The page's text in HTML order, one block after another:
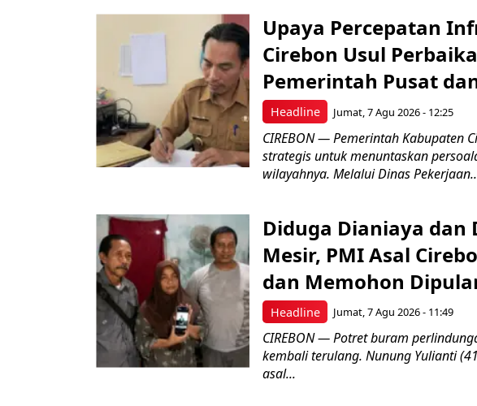
Headline
Upaya Percepatan
Cirebon Usul
Pemerintah Pusat
Jumat, 7 Agu 2026 - 12:25
CIREBON — Pemerintah Kabupaten
strategis untuk menuntaskan
wilayahnya. Melalui Dinas
Headline
Diduga Dianiaya
Mesir, PMI Asal
dan Memohon
Jumat, 7 Agu 2026 - 11:49
CIREBON — Potret buram
kembali terulang. Nunung Yulianti
asal...